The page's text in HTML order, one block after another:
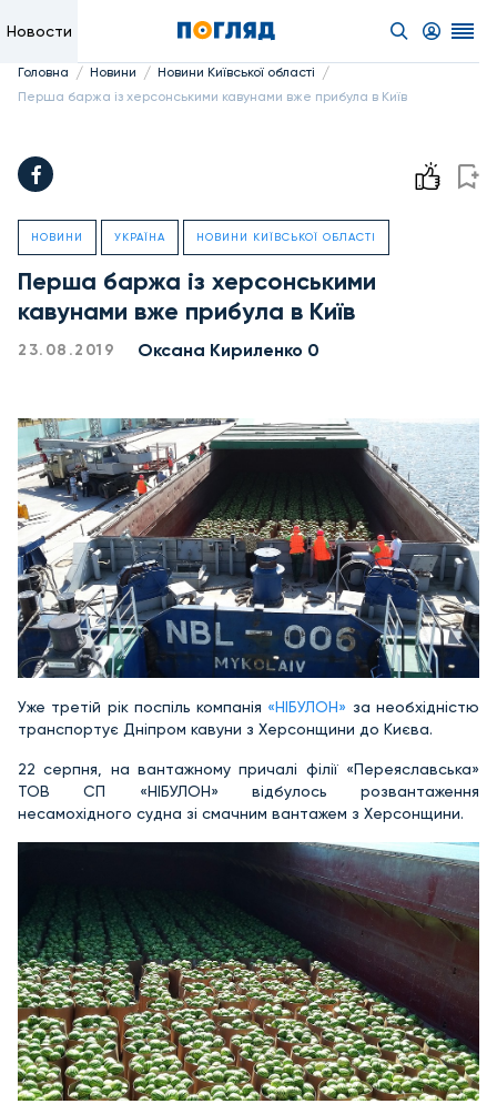
Новости
Головна / Новини / Новини Київської області /
Перша баржа із херсонськими кавунами вже прибула в Київ
НОВИНИ УКРАЇНА НОВИНИ КИЇВСЬКОЇ ОБЛАСТІ
Перша баржа із херсонськими
кавунами вже прибула в Київ
23.08.2019 Оксана Кириленко 0
Уже третій рік поспіль компанія «НІБУЛОН» за необхідністю
транспортує Дніпром кавуни з Херсонщини до Києва.
22 серпня, на вантажному причалі філії «Переяславська»
ТОВ СП «НІБУЛОН» відбулось розвантаження
несамохідного судна зі смачним вантажем з Херсонщини.